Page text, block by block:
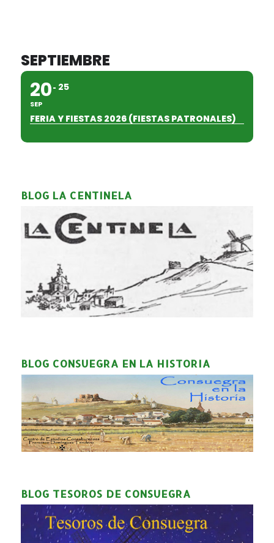
SEPTIEMBRE
20
SEP
25
FERIA Y FIESTAS 2026 (FIESTAS PATRONALES)
BLOG LA CENTINELA
BLOG CONSUEGRA EN LA HISTORIA
BLOG TESOROS DE CONSUEGRA